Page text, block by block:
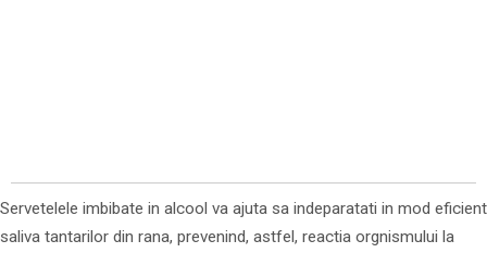
Servetelele imbibate in alcool va ajuta sa indeparatati in mod eficient
saliva tantarilor din rana, prevenind, astfel, reactia orgnismului la